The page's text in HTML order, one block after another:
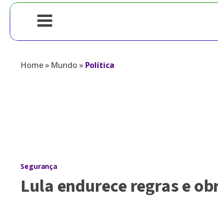
Home» Mundo » Política
Segurança
Lula endurece regras e